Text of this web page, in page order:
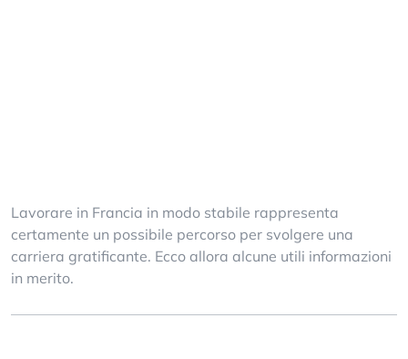
Lavorare in Francia in modo stabile rappresenta
certamente un possibile percorso per svolgere una
carriera gratificante. Ecco allora alcune utili informazioni
in merito.